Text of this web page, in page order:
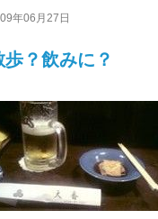
年06月27日
歩？飲みに？